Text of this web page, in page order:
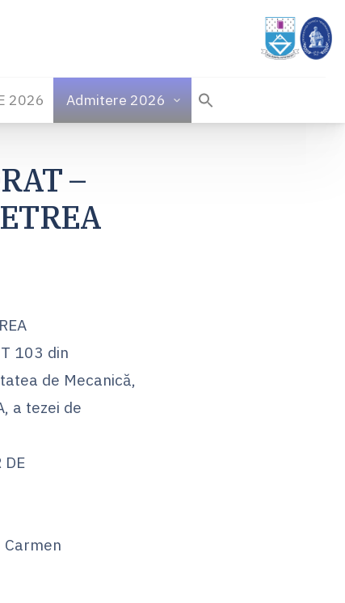
2026 Admitere 2026
–
103 din
de Mecanică,
a tezei de
DE